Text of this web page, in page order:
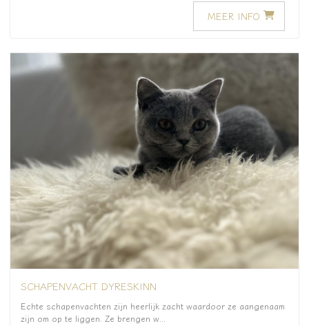
MEER INFO
SCHAPENVACHT DYRESKINN
Echte schapenvachten zijn heerlijk zacht waardoor ze aangenaam
zijn om op te liggen. Ze brengen w...